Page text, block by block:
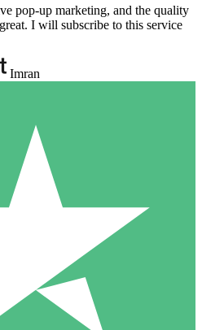
pop-up marketing, and the quality
I will subscribe to this service
Imran